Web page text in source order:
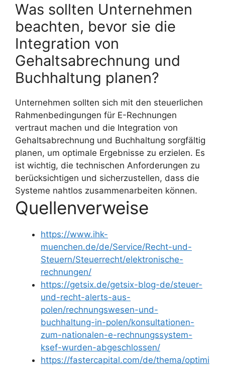
Was sollten Unternehmen
beachten, bevor sie die
Integration von
Gehaltsabrechnung und
Buchhaltung planen?
Unternehmen sollten sich mit den steuerlichen
Rahmenbedingungen für E-Rechnungen
vertraut machen und die Integration von
Gehaltsabrechnung und Buchhaltung sorgfältig
planen, um optimale Ergebnisse zu erzielen. Es
ist wichtig, die technischen Anforderungen zu
berücksichtigen und sicherzustellen, dass die
Systeme nahtlos zusammenarbeiten können.
Quellenverweise
https://www.ihk-
muenchen.de/de/Service/Recht-und-
Steuern/Steuerrecht/elektronische-
rechnungen/
https://getsix.de/getsix-blog-de/steuer-
und-recht-alerts-aus-
polen/rechnungswesen-und-
buchhaltung-in-polen/konsultationen-
zum-nationalen-e-rechnungssystem-
ksef-wurden-abgeschlossen/
https://fastercapital.com/de/thema/optimi